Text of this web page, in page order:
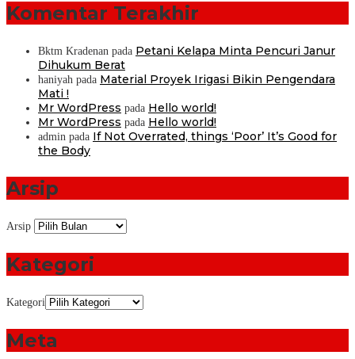
Komentar Terakhir
Bktm Kradenan pada Petani Kelapa Minta Pencuri Janur
Dihukum Berat
haniyah pada Material Proyek Irigasi Bikin Pengendara
Mati !
Mr WordPress pada Hello world!
Mr WordPress pada Hello world!
admin pada If Not Overrated, things ‘Poor’ It’s Good for
the Body
Arsip
Arsip
Kategori
Kategori
Meta